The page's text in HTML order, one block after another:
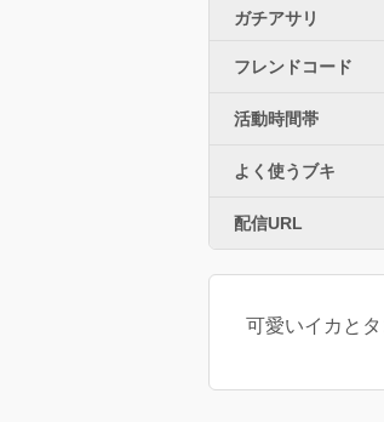
ガチアサリ
フレンドコード
活動時間帯
よく使うブキ
配信URL
可愛いイカと